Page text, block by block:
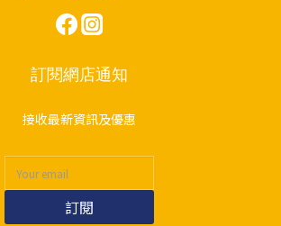
訂閱網店通知
接收最新資訊及優惠
訂閱